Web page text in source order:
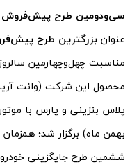
سی‌ودومین طرح پیش‌فروش
عنوانبزرگترین طرح
مناسبت چهل‌وچهارمین
محصول این شرکت (وانت
بهمن ماه) برگزار شد؛
ششمین طرح جایگزینی